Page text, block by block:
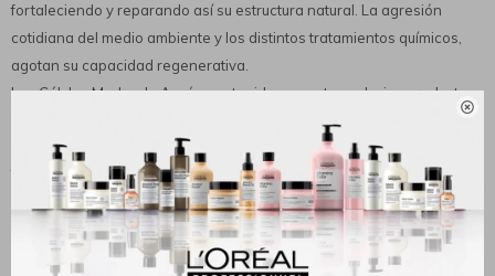

fortaleciendo y reparando así su estructura natural. La agresión
cotidiana del medio ambiente y los distintos tratamientos químicos,
agotan su capacidad regenerativa.
Las Células Madre de Argán contenidas en este exclusivo producto,
reactivarán la actividad celular de tu pelo, favoreciendo su
rejuvenecimiento.
Tu pelo lucirá increíblemente renovado, fuerte y brillante.
Modo de uso:
Distribuí el producto sobre todo tu pelo semi húmedo. Masajealo